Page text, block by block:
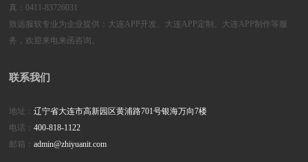
真：0411-83726031
致远服软专业为企业提供： 大连APP开发、大连APP定制、大连APP制作等服
务，欢迎来电来函咨询。
联系我们
地址：辽宁省大连市高新园区黄浦路701号银海万向7楼
电话：400-818-1122
邮箱：admin@zhiyuanit.com